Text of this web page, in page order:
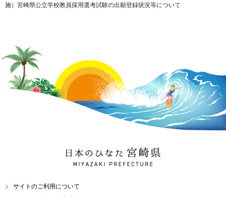
施）宮崎県公立学校教員採用選考試験の出願登録状況等について
日本のひなた 宮崎県
MIYAZAKI PREFECTURE
サイトのご利用について